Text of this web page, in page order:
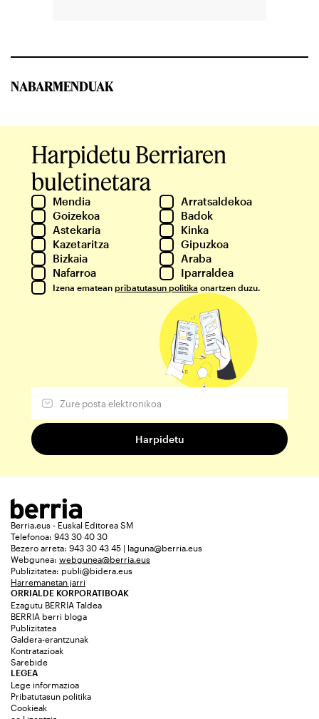
NABARMENDUAK
Harpidetu Berriaren
buletinetara
Mendia
Arratsaldekoa
Goizekoa
Badok
Astekaria
Kinka
Kazetaritza
Gipuzkoa
Bizkaia
Araba
Nafarroa
Iparraldea
Izena ematean pribatutasun politika onartzen duzu.
Berria.eus - Euskal Editorea SM
Telefonoa: 943 30 40 30
Bezero arreta: 943 30 43 45 | laguna@berria.eus
Webgunea: webgunea@berria.eus
Publizitatea: publi@bidera.eus
Harremanetan jarri
ORRIALDE KORPORATIBOAK
Ezagutu BERRIA Taldea
BERRIA berri bloga
Publizitatea
Galdera-erantzunak
Kontratazioak
Sarebide
LEGEA
Lege informazioa
Pribatutasun politika
Cookieak